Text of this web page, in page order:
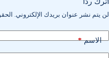
لن يتم نشر عنوان بريدك الإلكتروني.
الاسم*